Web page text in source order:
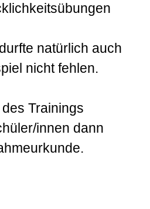
natürlich auch
nicht fehlen.
Trainings
innen dann